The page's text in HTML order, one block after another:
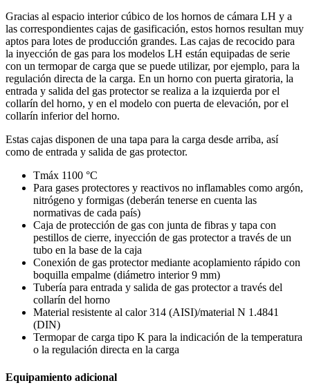
Gracias al espacio interior cúbico de los hornos de cámara LH y a
las correspondientes cajas de gasificación, estos hornos resultan muy
aptos para lotes de producción grandes. Las cajas de recocido para
la inyección de gas para los modelos LH están equipadas de serie
con un termopar de carga que se puede utilizar, por ejemplo, para la
regulación directa de la carga. En un horno con puerta giratoria, la
entrada y salida del gas protector se realiza a la izquierda por el
collarín del horno, y en el modelo con puerta de elevación, por el
collarín inferior del horno.
Estas cajas disponen de una tapa para la carga desde arriba, así
como de entrada y salida de gas protector.
Tmáx 1100 °C
Para gases protectores y reactivos no inflamables como argón,
nitrógeno y formigas (deberán tenerse en cuenta las
normativas de cada país)
Caja de protección de gas con junta de fibras y tapa con
pestillos de cierre, inyección de gas protector a través de un
tubo en la base de la caja
Conexión de gas protector mediante acoplamiento rápido con
boquilla empalme (diámetro interior 9 mm)
Tubería para entrada y salida de gas protector a través del
collarín del horno
Material resistente al calor 314 (AISI)/material N 1.4841
(DIN)
Termopar de carga tipo K para la indicación de la temperatura
o la regulación directa en la carga
Equipamiento adicional